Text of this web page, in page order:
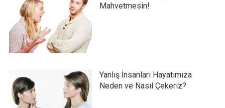
Mahvetmesin!
Yanlış İnsanları Hayatımıza
Neden ve Nasıl Çekeriz?